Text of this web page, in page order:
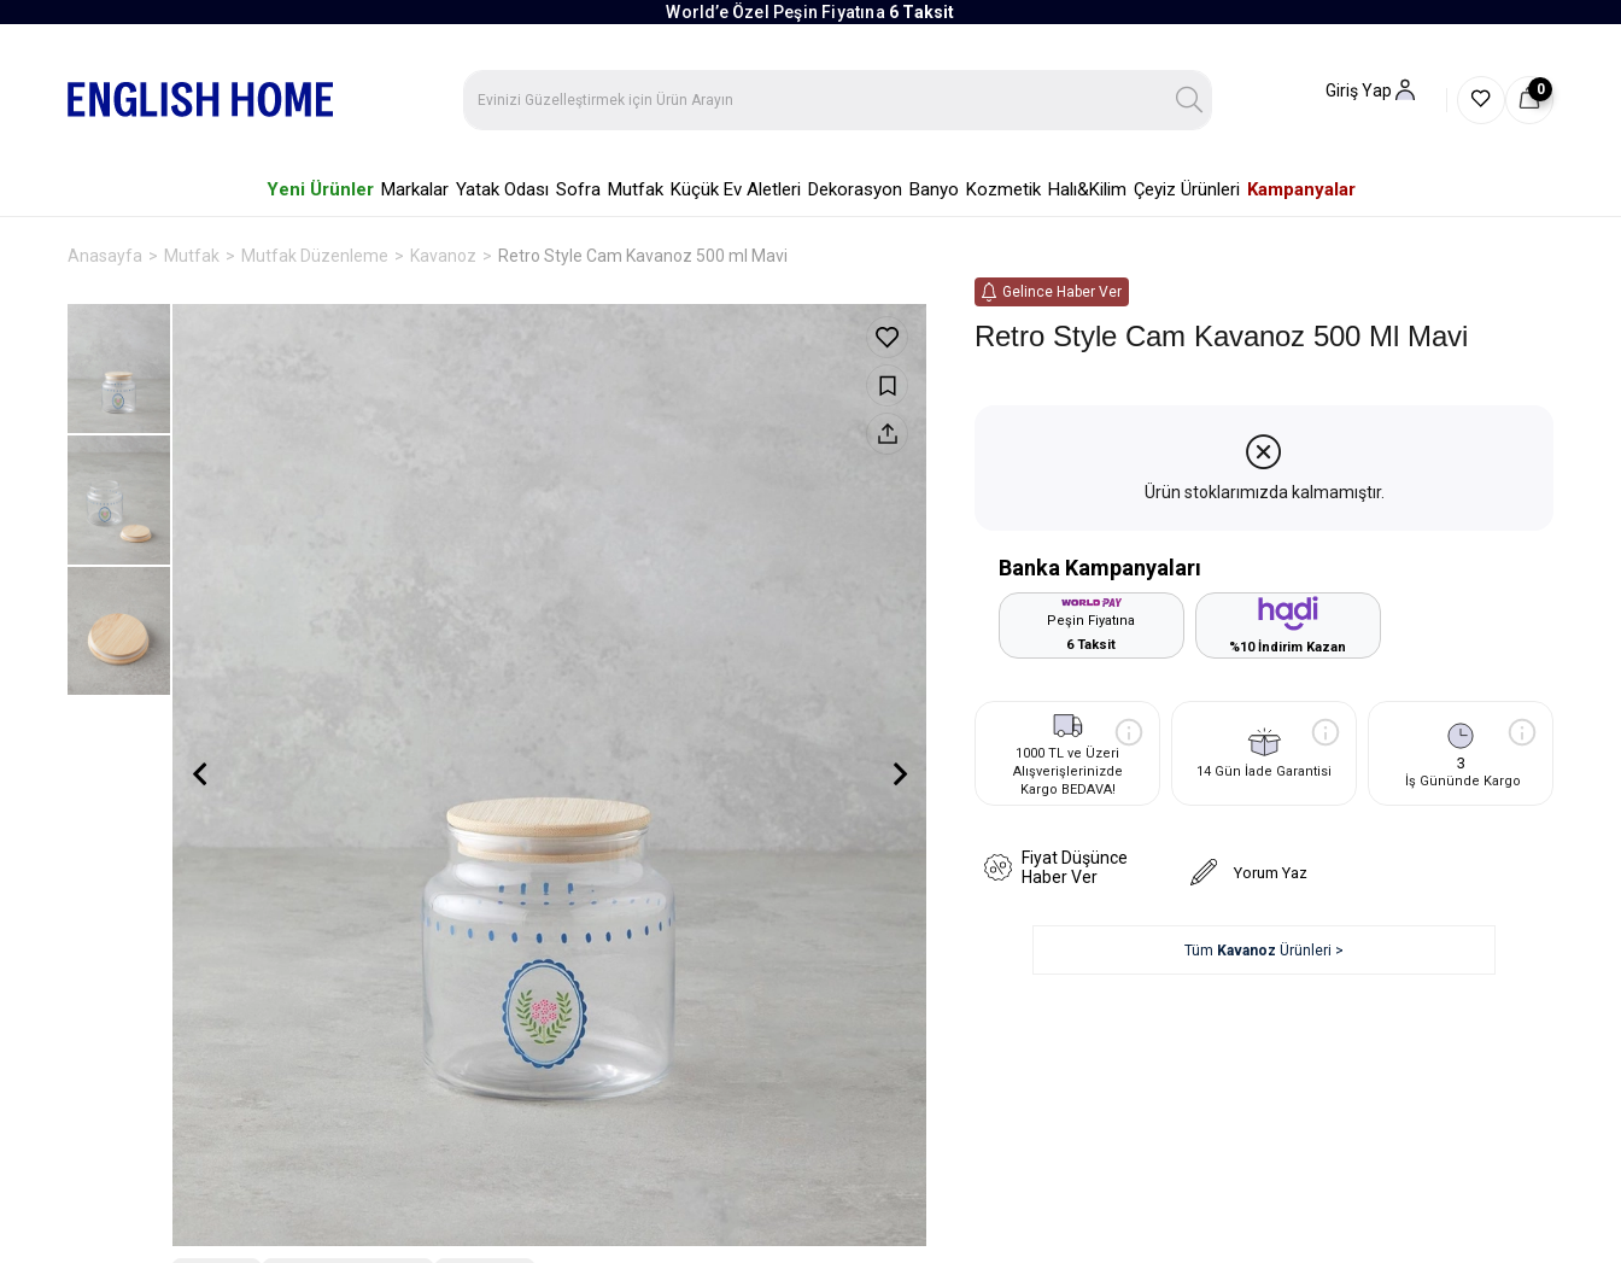
World’e Özel Peşin Fiyatına 6 Taksit
Giriş Yap 0
Yeni Ürünler Markalar Yatak Odası Sofra Mutfak Küçük Ev Aletleri Dekorasyon Banyo Kozmetik Halı&Kilim Çeyiz Ürünleri Kampanyalar
Anasayfa Mutfak Mutfak Düzenleme Kavanoz Retro Style Cam Kavanoz 500 ml Mavi
Gelince Haber Ver
Retro Style Cam Kavanoz 500 Ml Mavi
Ürün stoklarımızda kalmamıştır.
Banka Kampanyaları
Peşin Fiyatına
6 Taksit
%10 İndirim Kazan
1000 TL ve Üzeri
Alışverişlerinizde
Kargo BEDAVA!
14 Gün İade Garantisi 3
İş Gününde Kargo
Fiyat Düşünce
Haber Ver
Yorum Yaz
Tüm Kavanoz Ürünleri >